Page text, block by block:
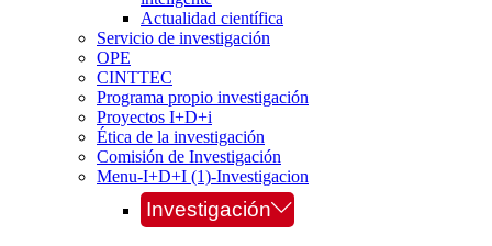
Actualidad científica
Servicio de investigación
OPE
CINTTEC
Programa propio investigación
Proyectos I+D+i
Ética de la investigación
Comisión de Investigación
Menu-I+D+I (1)-Investigacion
Investigación